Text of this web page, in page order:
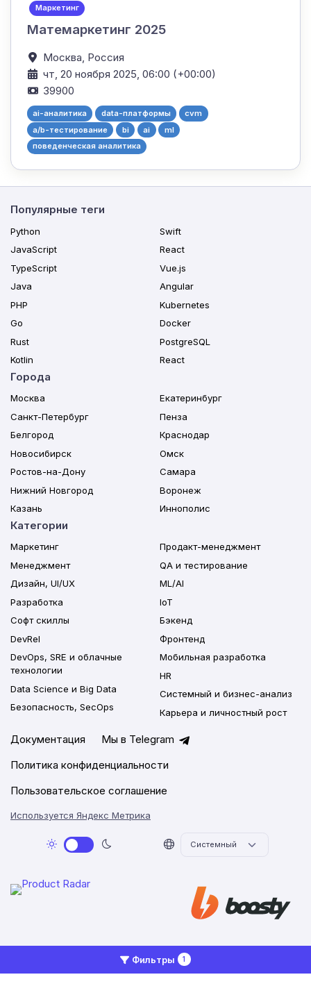
Фильтры 1
Маркетинг
Матемаркетинг 2025
Москва, Россия
чт, 20 ноября 2025, 06:00 (+00:00)
39900
ai-аналитика data-платформы
cvm
a/b-тестирование
bi ai
ml
поведенческая аналитика
Популярные теги
Python
JavaScript
TypeScript
Java
PHP
Go
Rust
Kotlin
Swift
React
Vue.js
Angular
Kubernetes
Docker
PostgreSQL
React
Города
Москва
Санкт-Петербург
Белгород
Новосибирск
Ростов-на-Дону
Нижний Новгород
Казань
Екатеринбург
Пенза
Краснодар
Омск
Самара
Воронеж
Иннополис
Категории
Маркетинг
Менеджмент
Дизайн, UI/UX
Разработка
Софт скиллы
DevRel
DevOps, SRE и облачные
технологии
Data Science и Big Data
Безопасность, SecOps
Продакт-менеджмент
QA и тестирование
ML/AI
IoT
Бэкенд
Фронтенд
Мобильная разработка
HR
Системный и бизнес-анализ
Карьера и личностный рост
Документация
Мы в Telegram
Политика конфиденциальности
Пользовательское соглашение
Используется Яндекс Метрика
2026 © Networkly.app